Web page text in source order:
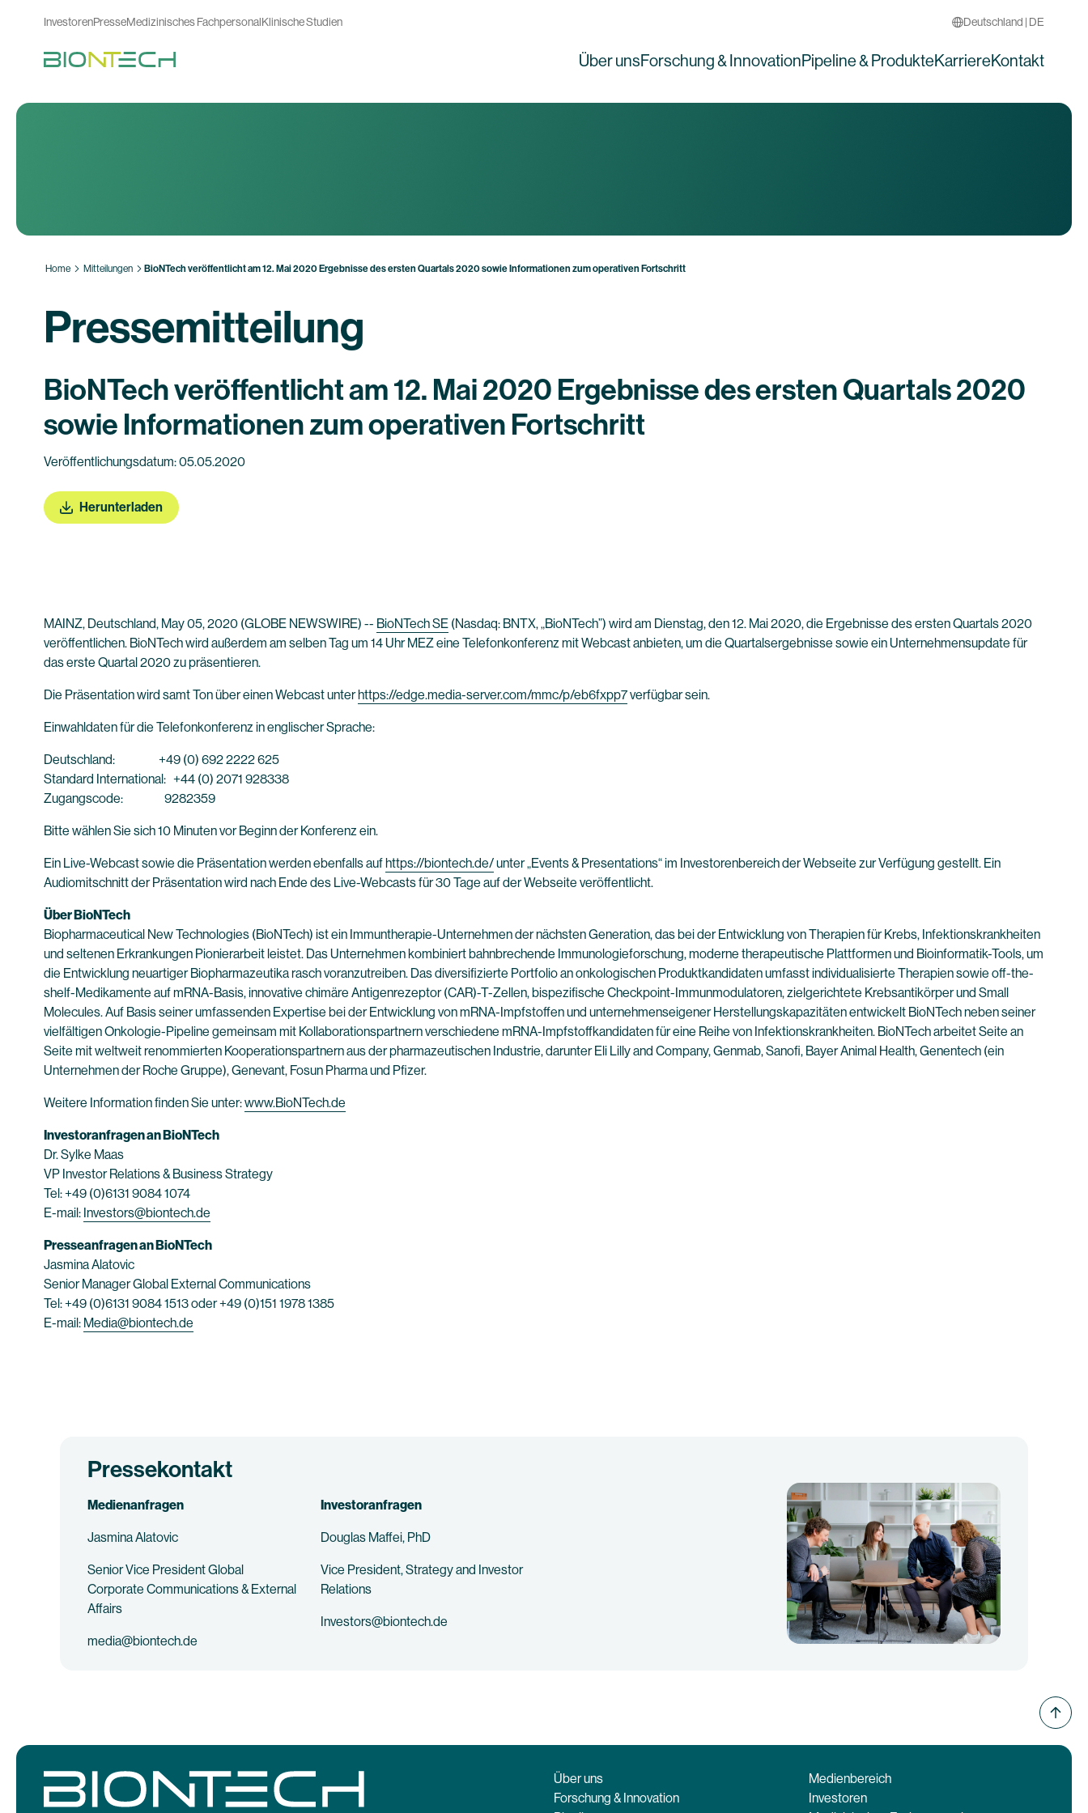
InvestorenPresseMedizinisches FachpersonalKlinische Studien Deutschland | DE
Über unsForschung & InnovationPipeline & ProdukteKarriereKontakt
Home Mitteilungen BioNTech veröffentlicht am 12. Mai 2020 Ergebnisse des ersten Quartals 2020 sowie Informationen zum operativen Fortschritt
Pressemitteilung
BioNTech veröffentlicht am 12. Mai 2020 Ergebnisse des ersten Quartals 2020
sowie Informationen zum operativen Fortschritt
Veröffentlichungsdatum: 05.05.2020
Herunterladen
MAINZ, Deutschland, May 05, 2020 (GLOBE NEWSWIRE) -- BioNTech SE (Nasdaq: BNTX, „BioNTech”) wird am Dienstag, den 12. Mai 2020, die Ergebnisse des ersten Quartals 2020
veröffentlichen. BioNTech wird außerdem am selben Tag um 14 Uhr MEZ eine Telefonkonferenz mit Webcast anbieten, um die Quartalsergebnisse sowie ein Unternehmensupdate für
das erste Quartal 2020 zu präsentieren.
Die Präsentation wird samt Ton über einen Webcast unterhttps://edge.media-server.com/mmc/p/eb6fxpp7verfügbar sein.
Einwahldaten für die Telefonkonferenz in englischer Sprache:
Deutschland: +49 (0) 692 2222 625
Standard International: +44 (0) 2071 928338
Zugangscode: 9282359
Bitte wählen Sie sich 10 Minuten vor Beginn der Konferenz ein.
Ein Live-Webcast sowie die Präsentation werden ebenfalls aufhttps://biontech.de/unter „Events & Presentations“ im Investorenbereich der Webseite zur Verfügung gestellt. Ein
Audiomitschnitt der Präsentation wird nach Ende des Live-Webcasts für 30 Tage auf der Webseite veröffentlicht.
Über BioNTech
Biopharmaceutical New Technologies (BioNTech) ist ein Immuntherapie-Unternehmen der nächsten Generation, das bei der Entwicklung von Therapien für Krebs, Infektionskrankheiten
und seltenen Erkrankungen Pionierarbeit leistet. Das Unternehmen kombiniert bahnbrechende Immunologieforschung, moderne therapeutische Plattformen und Bioinformatik-Tools, um
die Entwicklung neuartiger Biopharmazeutika rasch voranzutreiben. Das diversifizierte Portfolio an onkologischen Produktkandidaten umfasst individualisierte Therapien sowie off-the-
shelf-Medikamente auf mRNA-Basis, innovative chimäre Antigenrezeptor (CAR)-T-Zellen, bispezifische Checkpoint-Immunmodulatoren, zielgerichtete Krebsantikörper und Small
Molecules. Auf Basis seiner umfassenden Expertise bei der Entwicklung von mRNA-Impfstoffen und unternehmenseigener Herstellungskapazitäten entwickelt BioNTech neben seiner
vielfältigen Onkologie-Pipeline gemeinsam mit Kollaborationspartnern verschiedene mRNA-Impfstoffkandidaten für eine Reihe von Infektionskrankheiten. BioNTech arbeitet Seite an
Seite mit weltweit renommierten Kooperationspartnern aus der pharmazeutischen Industrie, darunter Eli Lilly and Company, Genmab, Sanofi, Bayer Animal Health, Genentech (ein
Unternehmen der Roche Gruppe), Genevant, Fosun Pharma und Pfizer.
Weitere Information finden Sie unter:www.BioNTech.de
Investoranfragen an BioNTech
Dr. Sylke Maas
VP Investor Relations & Business Strategy
Tel: +49 (0)6131 9084 1074
E-mail: Investors@biontech.de
Presseanfragen an BioNTech
Jasmina Alatovic
Senior Manager Global External Communications
Tel: +49 (0)6131 9084 1513 oder +49 (0)151 1978 1385
E-mail: Media@biontech.de
Pressekontakt
Medienanfragen
Jasmina Alatovic
Senior Vice President Global
Corporate Communications & External
Affairs
media@biontech.de
Investoranfragen
Douglas Maffei, PhD
Vice President, Strategy and Investor
Relations
Investors@biontech.de
Über uns
Forschung & Innovation
Medienbereich
Investoren